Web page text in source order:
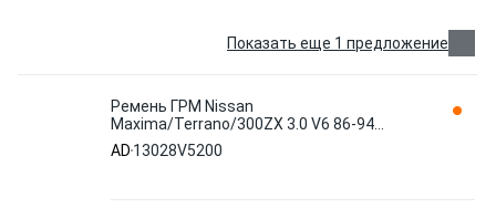
Показать еще 1 предложение
Ремень ГРМ Nissan
Maxima/Terrano/300ZX 3.0 V6 86-94
13028V5200 AD
AD 13028V5200